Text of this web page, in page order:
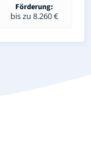
Förderung:
bis zu 8.260 €